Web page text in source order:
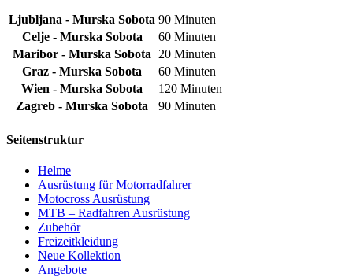
Ljubljana - Murska Sobota 90 Minuten
Celje - Murska Sobota
60 Minuten
Maribor - Murska Sobota
20 Minuten
Graz - Murska Sobota
60 Minuten
Wien - Murska Sobota
120 Minuten
Zagreb - Murska Sobota
90 Minuten
Seitenstruktur
Helme
Ausrüstung für Motorradfahrer
Motocross Ausrüstung
MTB – Radfahren Ausrüstung
Zubehör
Freizeitkleidung
Neue Kollektion
Angebote